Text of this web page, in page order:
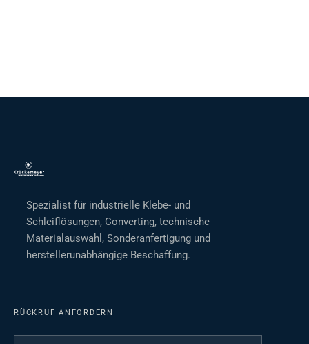
Spezialist für industrielle Klebe- und
Schleiflösungen, Converting, technische
Materialauswahl, Sonderanfertigung und
herstellerunabhängige Beschaffung.
RÜCKRUF ANFORDERN